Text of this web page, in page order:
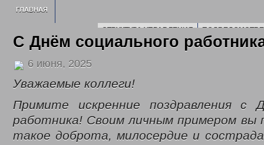
ГЛАВНАЯ
ИНФОРМАЦИЯ О УСЗН
СТРУКТУРА УПРАВЛЕНИЯ
ПЛАН
НОРМАТИВНЫЕ ДОКУМЕНТЫ УПРАВЛЕНИЯ
ГОСУДАРСТВЕННЫЕ УСЛУГИ
ОТДЕЛ ПО ДЕЛАМ ДЕТЕЙ, ЖЕНЩИН, СЕМЬИ
ЕЖЕМЕСЯЧНАЯ
МНОГОДЕТНЫМ СЕМЬЯМ
ОБЕСПЕЧЕНИЕ ПОЛНОЦЕННЫМ
С Днём социального
6 июня, 2025
Уважаемые коллеги!
Примите искренние поздравления с
работника! Своим личным примером вы
такое доброта, милосердие и